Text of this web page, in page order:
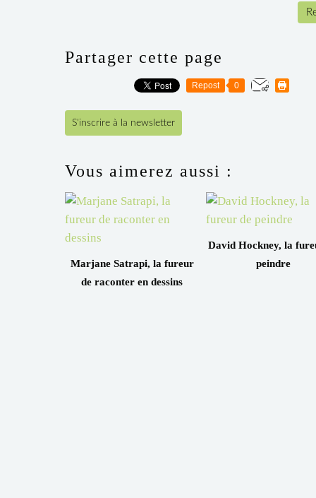
Partager cette page
Repost 0
S'inscrire à la newsletter
Vous aimerez aussi :
Marjane Satrapi, la fureur
de raconter en dessins
David Hockney, la
peindre